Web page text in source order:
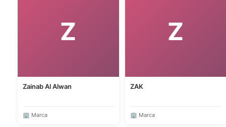
Z
Zainab Al Alwan
🏢 Marca
Z
ZAK
🏢 Marca